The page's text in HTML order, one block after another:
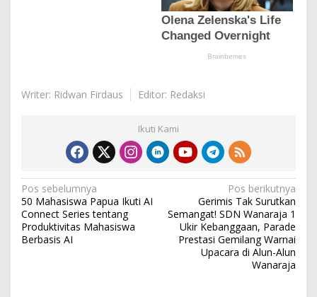
Writer: Ridwan Firdaus Editor: Redaksi
Ikuti Kami
N
a
v
i
Pos sebelumnya
50 Mahasiswa Papua Ikuti AI
Connect Series tentang
Produktivitas Mahasiswa
Berbasis AI
Pos berikutnya
Gerimis Tak Surutkan
Semangat! SDN Wanaraja 1
Ukir Kebanggaan, Parade
Prestasi Gemilang Warnai
Upacara di Alun-Alun
Wanaraja